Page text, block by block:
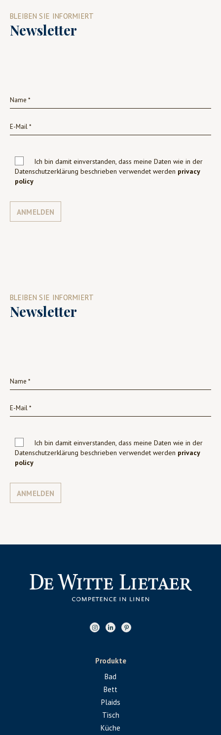
BLEIBEN SIE INFORMIERT
Newsletter
Ich bin damit einverstanden, dass meine Daten wie in der
Datenschutzerklärung beschrieben verwendet werden privacy
policy
ANMELDEN
BLEIBEN SIE INFORMIERT
Newsletter
Ich bin damit einverstanden, dass meine Daten wie in der
Datenschutzerklärung beschrieben verwendet werden privacy
policy
ANMELDEN
Produkte
Bad
Bett
Plaids
Tisch
Küche